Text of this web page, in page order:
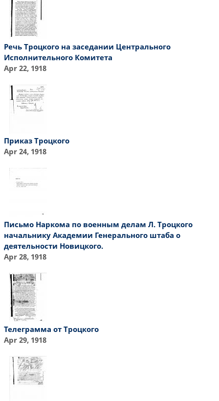
Речь Троцкого на заседании Центрального
Исполнительного Комитета
Apr 22, 1918
Приказ Троцкого
Apr 24, 1918
Письмо Наркома по военным делам Л. Троцкого
начальнику Академии Генерального штаба о
деятельности Новицкого.
Apr 28, 1918
Телеграмма от Троцкого
Apr 29, 1918